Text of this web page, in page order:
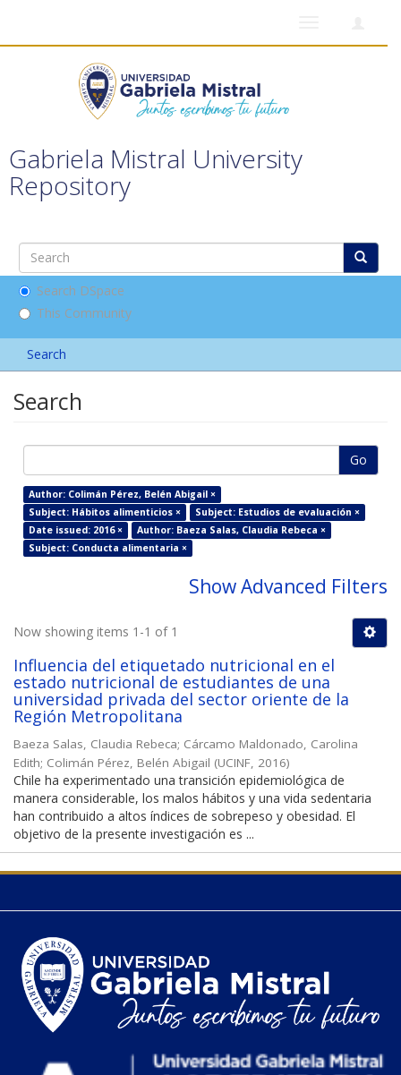
Gabriela Mistral University
Repository
Search DSpace
This Community
Search
Search
Go
Author: Colimán Pérez, Belén Abigail ×
Subject: Hábitos alimenticios ×
Subject: Estudios de evaluación ×
Date issued: 2016 ×
Author: Baeza Salas, Claudia Rebeca ×
Subject: Conducta alimentaria ×
Show Advanced Filters
Now showing items 1-1 of 1
Influencia del etiquetado nutricional en el
estado nutricional de estudiantes de una
universidad privada del sector oriente de la
Región Metropolitana
Baeza Salas, Claudia Rebeca; Cárcamo Maldonado, Carolina
Edith; Colimán Pérez, Belén Abigail (UCINF, 2016)
Chile ha experimentado una transición epidemiológica de
manera considerable, los malos hábitos y una vida sedentaria
han contribuido a altos índices de sobrepeso y obesidad. El
objetivo de la presente investigación es ...